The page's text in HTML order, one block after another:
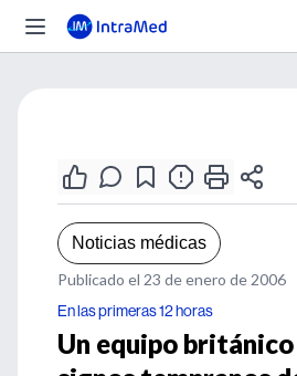
Noticias médicas
Publicado el 23 de enero de 2006
En las primeras 12 horas
Un equipo